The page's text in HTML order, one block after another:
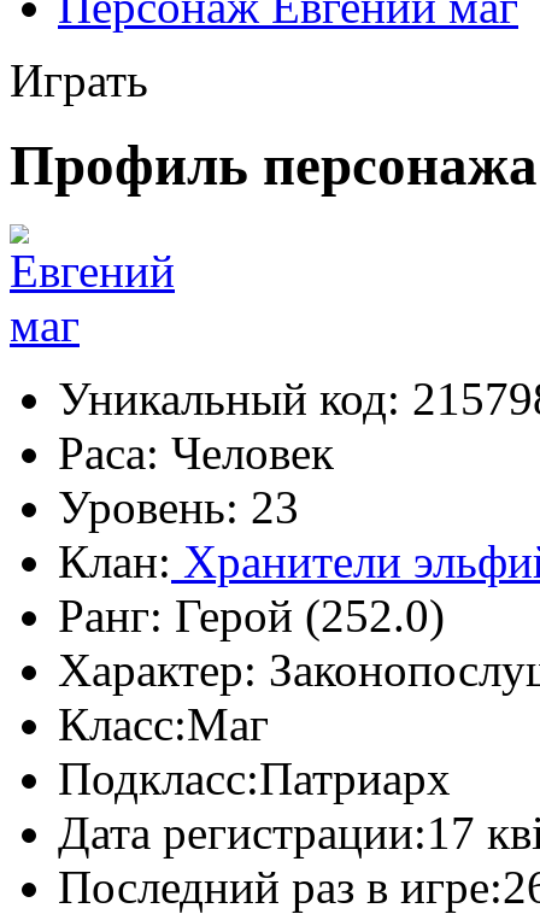
Играть
Профиль
Уникальный код:
Раса: Человек
Уровень: 23
Клан: Хранители
Ранг: Герой (252.0)
Характер:
Класс:Маг
Подкласс:Патриарх
Дата регистрации:17
Последний раз в игре: